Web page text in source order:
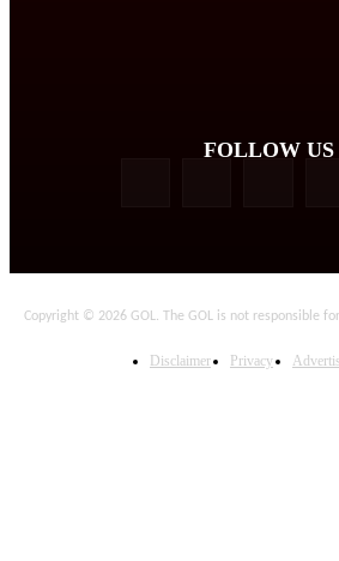
FOLLOW US
Copyright © 2026 GOL. The GOL is not responsible
Disclaimer Privacy